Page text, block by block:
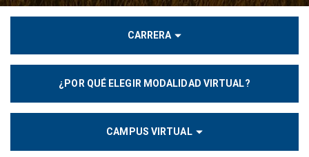
CARRERA
¿POR QUÉ ELEGIR MODALIDAD VIRTUAL?
CAMPUS VIRTUAL